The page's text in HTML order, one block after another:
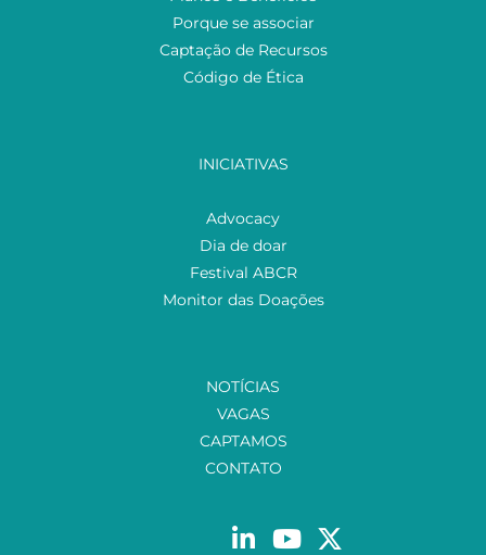
Porque se associar
Captação de Recursos
Código de Ética
INICIATIVAS
Advocacy
Dia de doar
Festival ABCR
Monitor das Doações
NOTÍCIAS
VAGAS
CAPTAMOS
CONTATO